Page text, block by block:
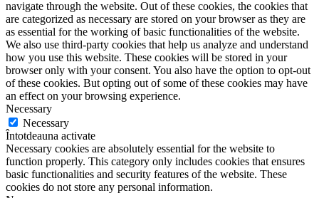
navigate through the website. Out of these cookies, the cookies that
are categorized as necessary are stored on your browser as they are
as essential for the working of basic functionalities of the website.
We also use third-party cookies that help us analyze and understand
how you use this website. These cookies will be stored in your
browser only with your consent. You also have the option to opt-out
of these cookies. But opting out of some of these cookies may have
an effect on your browsing experience.
Necessary
Necessary
Întotdeauna activate
Necessary cookies are absolutely essential for the website to
function properly. This category only includes cookies that ensures
basic functionalities and security features of the website. These
cookies do not store any personal information.